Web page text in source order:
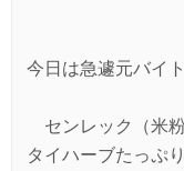
今日は急遽元バイ
センレック（米
タイハーブたっぷ